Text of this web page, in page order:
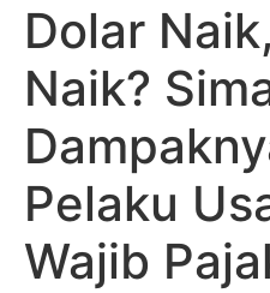
Dolar
Naik?
Pelaku
Wajib